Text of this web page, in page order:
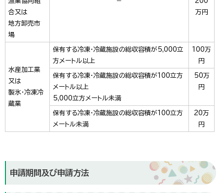
合又は
地方卸売市
場
万円
水産加工業
又は
製氷・冷凍冷
蔵業
保有する冷凍・冷蔵施設の総収容積が5,000立
方メートル以上
100万
円
保有する冷凍・冷蔵施設の総収容積が100立方
メートル以上
5,000立方メートル未満
50万
円
保有する冷凍・冷蔵施設の総収容積が100立方
メートル未満
20万
円
申請期間及び申請方法